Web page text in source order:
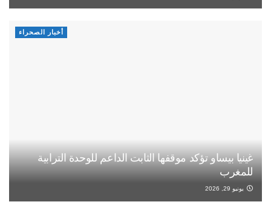
أخبار الصحراء
غينيا بيساو تؤكد موقفها الثابت الداعم للوحدة الترابية
للمغرب
يونيو 29, 2026